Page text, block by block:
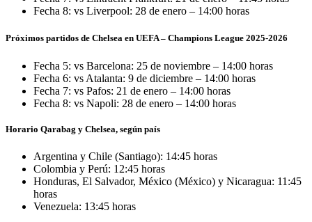
Fecha 8: vs Liverpool: 28 de enero – 14:00 horas
Próximos partidos de Chelsea en UEFA – Champions League 2025-2026
Fecha 5: vs Barcelona: 25 de noviembre – 14:00 horas
Fecha 6: vs Atalanta: 9 de diciembre – 14:00 horas
Fecha 7: vs Pafos: 21 de enero – 14:00 horas
Fecha 8: vs Napoli: 28 de enero – 14:00 horas
Horario Qarabag y Chelsea, según país
Argentina y Chile (Santiago): 14:45 horas
Colombia y Perú: 12:45 horas
Honduras, El Salvador, México (México) y Nicaragua: 11:45
horas
Venezuela: 13:45 horas